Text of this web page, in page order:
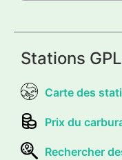
Stations
Carte des
Prix du
Rechercher